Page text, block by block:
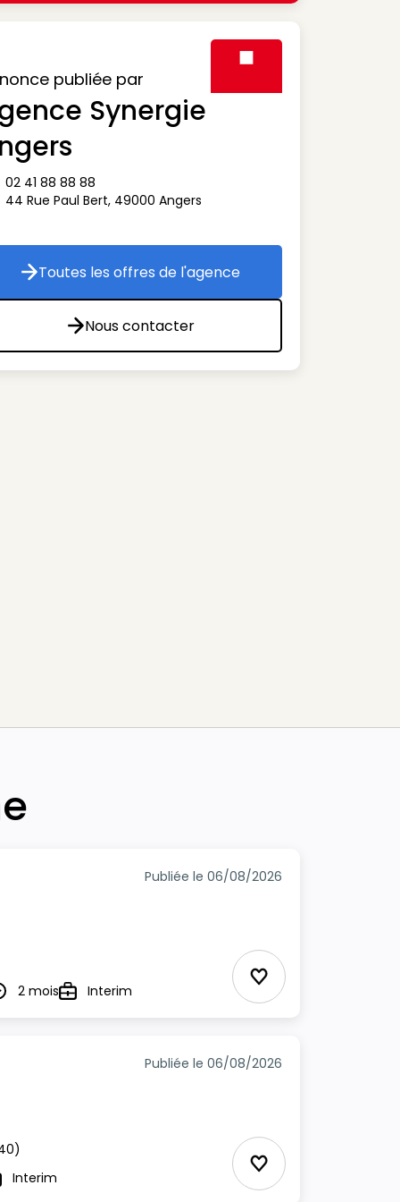
publiée par
Synergie
téléphone
02 41 88 88 88
adresse
44 Rue Paul Bert, 49000 Angers
Toutes les offres de l'agence
Toutes les offres de l'agence
Nous contacter
Nous contacter
Publiée le 06/08/2026
2 moisTypeInterim Ajouter aux
Publiée le 06/08/2026
Interim Ajouter aux